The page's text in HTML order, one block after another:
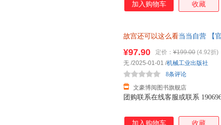
加入购物车 收藏
故宫还可以这么看当当自营 【
团购联系在线客服或联系
¥97.90 定价： ¥199.00 (4.92折)
文豪博阅图书旗舰店
8条评论
无 /2025-01-01 /机械工业出版社
加入购物车 收藏